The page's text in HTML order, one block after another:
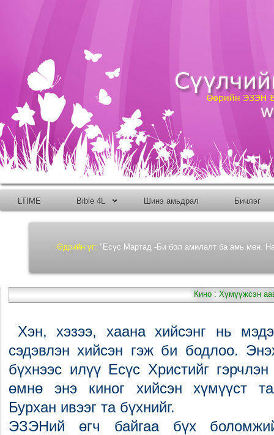
LTIME Bible 4L Шинэ амьдрал Бичлэг
Өдрийн үг: "Есүс Мартад -Би бол амилалт ба амь мөн.
Кино : Хүмүүжсэн
Хэн, хэзээ, хаана хийсэнг нь
сэдэвлэн хийсэн гэж би бодлоо.
бүхнээс илүү Есүс Христийг
өмнө энэ киног хийсэн хүмүүст
Бурхан ивээг та бүхнийг.
ЭЗЭНий өгч байгаа бүх